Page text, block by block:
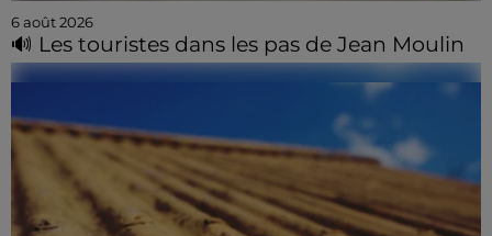
6 août 2026
🔊 Les touristes dans les pas de Jean Moulin